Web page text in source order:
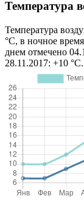
Температура
Температура
°C, в ночное
днем отмечено
28.11.2017: +10 °C.